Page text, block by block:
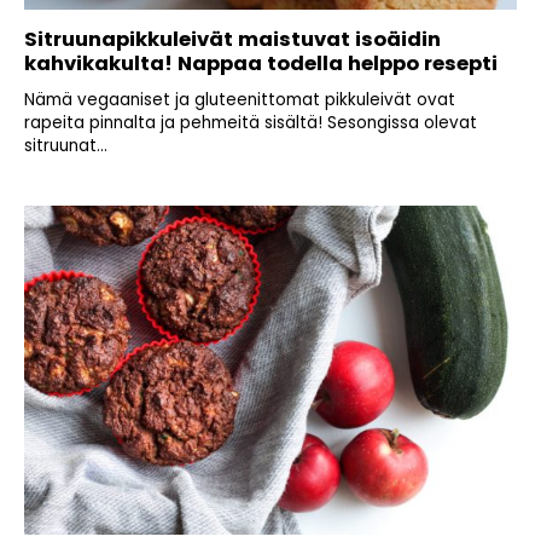
Sitruunapikkuleivät maistuvat isoäidin
kahvikakulta! Nappaa todella helppo resepti
Nämä vegaaniset ja gluteenittomat pikkuleivät ovat
rapeita pinnalta ja pehmeitä sisältä! Sesongissa olevat
sitruunat...